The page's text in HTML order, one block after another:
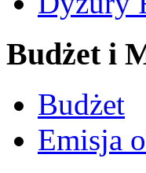
Budżet i
Budżet
Emisja